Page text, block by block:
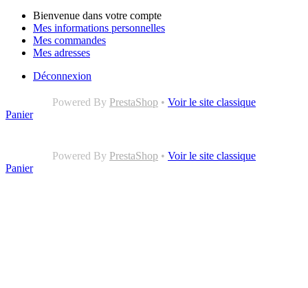
Bienvenue dans votre compte
Mes informations personnelles
Mes commandes
Mes adresses
Déconnexion
Powered By PrestaShop • Voir le site classique
Panier
Powered By PrestaShop • Voir le site classique
Panier